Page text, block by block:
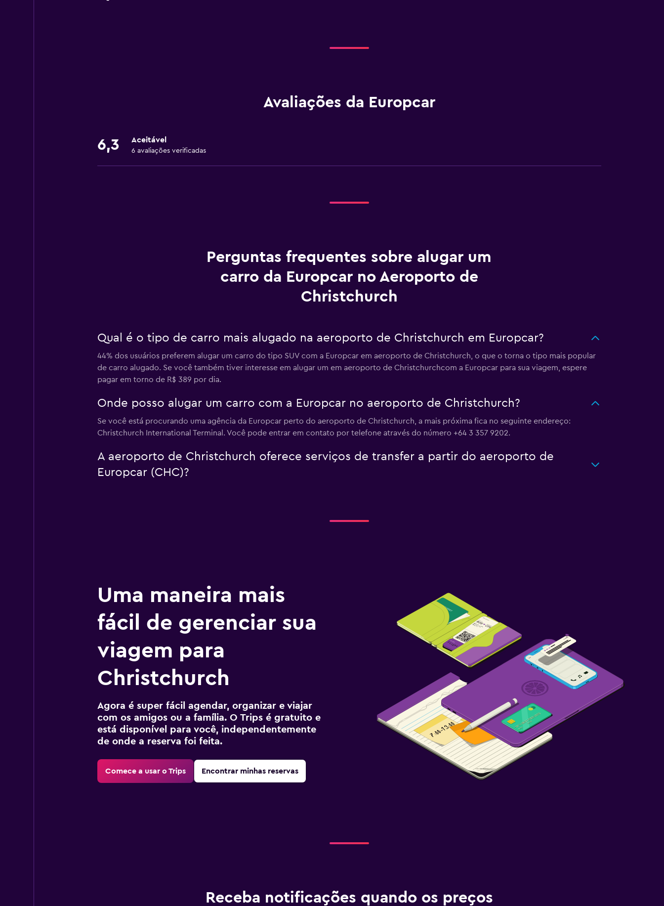
Avaliações da Europcar
6,3 Aceitável
6 avaliações verificadas
Perguntas frequentes sobre alugar um
carro da Europcar no Aeroporto de
Christchurch
Qual é o tipo de carro mais alugado na aeroporto de Christchurch em Europcar?
44% dos usuários preferem alugar um carro do tipo SUV com a Europcar em aeroporto de Christchurch, o que o torna o tipo mais popular
de carro alugado. Se você também tiver interesse em alugar um em aeroporto de Christchurchcom a Europcar para sua viagem, espere
pagar em torno de R$ 389 por dia.
Onde posso alugar um carro com a Europcar no aeroporto de Christchurch?
Se você está procurando uma agência da Europcar perto do aeroporto de Christchurch, a mais próxima fica no seguinte endereço:
Christchurch International Terminal. Você pode entrar em contato por telefone através do número +64 3 357 9202.
A aeroporto de Christchurch oferece serviços de transfer a partir do aeroporto de
Europcar (CHC)?
Uma maneira mais
fácil de gerenciar sua
viagem para
Christchurch
Agora é super fácil agendar, organizar e viajar
com os amigos ou a família. O Trips é gratuito e
está disponível para você, independentemente
de onde a reserva foi feita.
Comece a usar o Trips Encontrar minhas reservas
Receba notificações quando os preços